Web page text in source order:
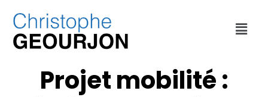
COMMUNIQUÉS DE PRESSE ,DÉPLACEMENTS
INTERVENTIONS,MON BLOG
Projet mobilité :